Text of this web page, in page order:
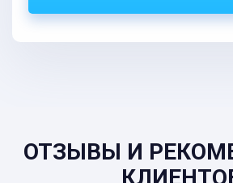
ОТЗЫВЫ И